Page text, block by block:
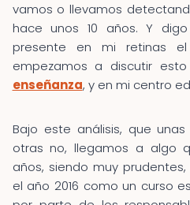
vamos o llevamos
hace unos 10 años. Y
presente en mi retinas
empezamos a discutir
enseñanza, y en mi centro
Bajo este análisis, que
otras no, llegamos a algo
años, siendo muy
el año 2016 como un curso